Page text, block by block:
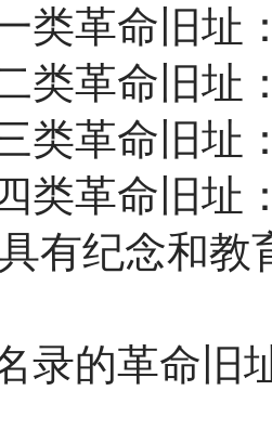
类革命旧
类革命旧
类革命旧
类革命旧
有纪念和教
录的革命旧